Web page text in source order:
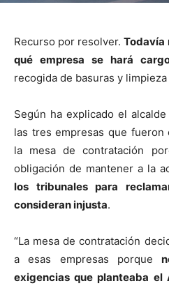
Recurso por resolver.Todavía
qué empresa se hará
recogida de basuras y
Según ha explicado el
las tres empresas que
la mesa de contratación
obligación de mantener a la
los tribunales para
consideran injusta.
“La mesa de contratación
a esas empresas porque
exigencias que planteaba el